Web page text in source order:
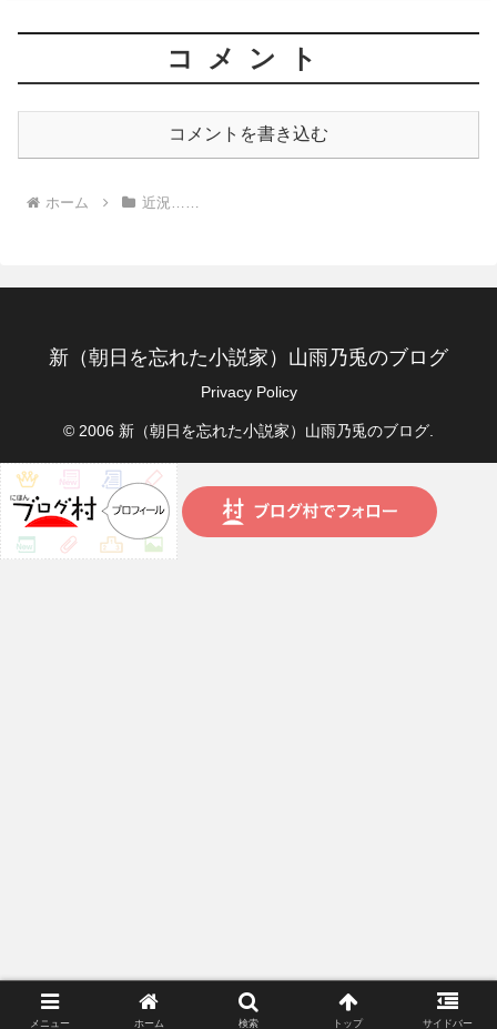
コメント
コメントを書き込む
ホーム 近況……
新（朝日を忘れた小説家）山雨乃兎のブログ
Privacy Policy
© 2006 新（朝日を忘れた小説家）山雨乃兎のブログ.
メニュー ホーム 検索 トップ サイドバー